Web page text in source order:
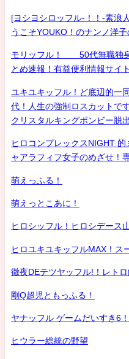
[ヨシヨシロッフル-！！-素浪
うこそYOUKO！のナンノ洋
モリッフル！ 50代無職独身
とめ速報！有益便利情報サ
ユキユキッフル！ど底辺的一
代！人生の強制ロスカットで
クリスタルキングボンビー脱
ヒロコンプレックスNIGHT
ャアラフィフ女子のめざせ！
萌えっふる！
萌えっとこあに！
ヒロシッフル！ヒロシデース
ヒロユキユキッフルMAX！ス
徹夜DEテツヤッフル!！レトロ
剛Q超児ともっふる！
ヤナッフル ゲームだいすき6
ヒウラー総統の野望